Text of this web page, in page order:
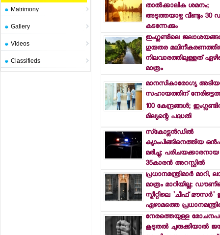
Matrimony
Gallery
Videos
Classifieds
താല്‍ക്കാലിക ശമനം;
അടുത്തയാഴ്ച വീണ്ടും 30
കടന്നേക്കും
ഇംഗ്ലണ്ടിലെ
ഗുരുതര
നിലവാരത്തിലുള്ളത്
മാത്രം
മാനസികാരോഗ്യ
സഹായത്തിന്
100 കേന്ദ്രങ്ങള്‍;
മില്യന്റെ പദ്ധതി
സ്‌കോട്ലന്‍ഡില്‍
ക്യാംപിങ്ങിനെത്തിയ
മരിച്ചു; പരിചയക്കാരനായ
35കാരന്‍ അറസ്റ്റില്‍
പ്രധാനമന്ത്രിമാര്‍ മാറി,
മാത്രം മാറിയില്ല;
സ്ട്രീറ്റിലെ 'ചീഫ് മൗസര്‍'
ഏഴാമത്തെ
നേരത്തെയുള്ള
കൂടുതല്‍ ചുരുക്കിയാല്‍